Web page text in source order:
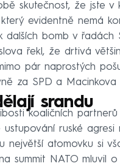
skutečnost, že jste v
evidentně nemá
dalších bomb v řadách
řekl, že drtivá
pár naprostých
za SPD a Macinkova
srandu
koaličních partnerů
ruské
největší atomovku si
summit NATO mluvil